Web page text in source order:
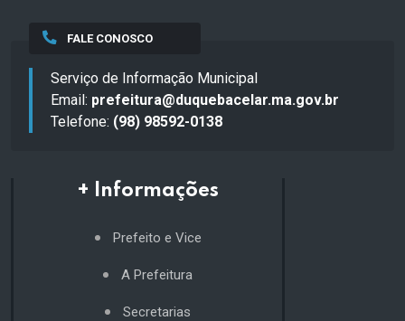
FALE CONOSCO
Serviço de Informação Municipal
Email: prefeitura@duquebacelar.ma.gov.br
Telefone: (98) 98592-0138
+ Informações
Prefeito e Vice
A Prefeitura
Secretarias